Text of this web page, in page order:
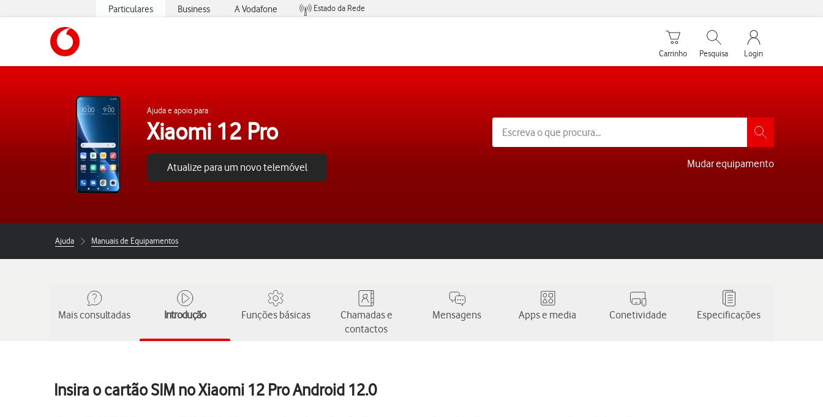
Particulares Business A Vodafone
Estado da Rede
Carrinho de compras
Carrinho
Pesquisar
Pesquisa
My Vodafone
Login
Ajuda e apoio para
Xiaomi 12 Pro
Atualize para um novo telemóvel Mudar equipamento
Ajuda Manuais de Equipamentos
Mais consultadas Introdução Funções básicas
Chamadas e
contactos
Mensagens Apps e media Conetividade Especificações
Insira o cartão SIM no Xiaomi 12 Pro Android 12.0